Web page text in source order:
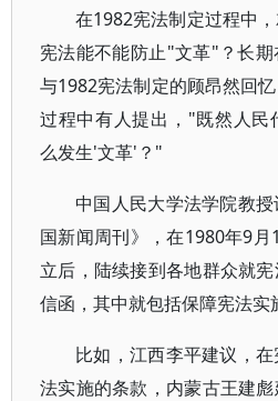
在1982宪法制定过程中
宪法能不能防止"文革"？长
与1982宪法制定的顾昂然回
过程中有人提出，"既然人民
么发生'文革'？"
中国人民大学法学院教
国新闻周刊》，在1980年9
立后，陆续接到各地群众就
信函，其中就包括保障宪法实
比如，江西李平建议，
法实施的条款，内蒙古王建